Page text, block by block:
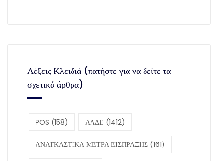
Λέξεις Κλειδιά (πατήστε για να δείτε τα
σχετικά άρθρα)
POS (158) ΑΑΔΕ (1412)
ΑΝΑΓΚΑΣΤΙΚΑ ΜΕΤΡΑ ΕΙΣΠΡΑΞΗΣ (161)